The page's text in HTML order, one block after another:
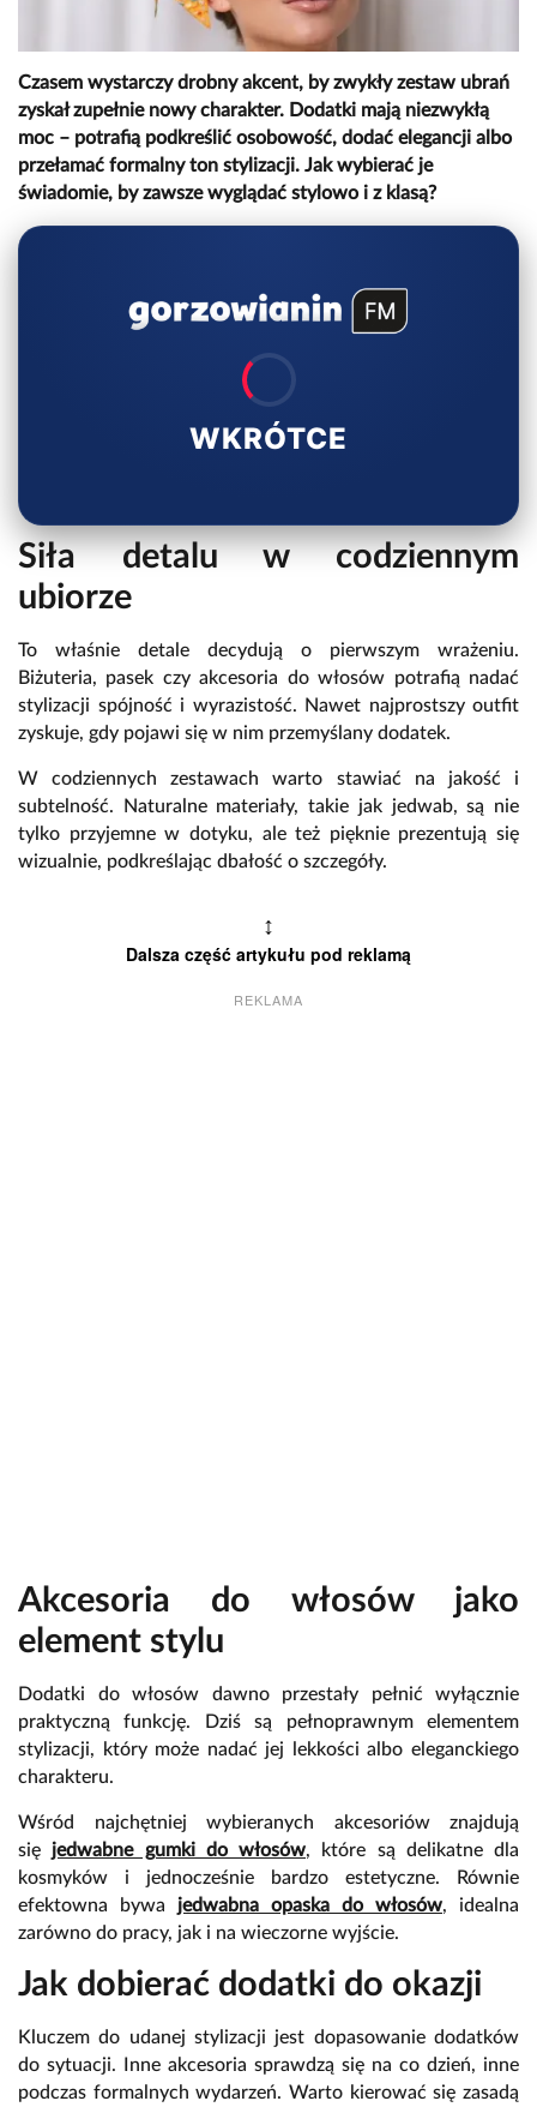
Czasem wystarczy drobny akcent, by zwykły zestaw ubrań
zyskał zupełnie nowy charakter. Dodatki mają niezwykłą
moc – potrafią podkreślić osobowość, dodać elegancji albo
przełamać formalny ton stylizacji. Jak wybierać je
świadomie, by zawsze wyglądać stylowo i z klasą?
WKRÓTCE
Siła detalu w codziennym
ubiorze
To właśnie detale decydują o pierwszym wrażeniu.
Biżuteria, pasek czy akcesoria do włosów potrafią nadać
stylizacji spójność i wyrazistość. Nawet najprostszy outfit
zyskuje, gdy pojawi się w nim przemyślany dodatek.
W codziennych zestawach warto stawiać na jakość i
subtelność. Naturalne materiały, takie jak jedwab, są nie
tylko przyjemne w dotyku, ale też pięknie prezentują się
wizualnie, podkreślając dbałość o szczegóły.
↕
Dalsza część artykułu pod reklamą
REKLAMA
Akcesoria do włosów jako
element stylu
Dodatki do włosów dawno przestały pełnić wyłącznie
praktyczną funkcję. Dziś są pełnoprawnym elementem
stylizacji, który może nadać jej lekkości albo eleganckiego
charakteru.
Wśród najchętniej wybieranych akcesoriów znajdują
się jedwabne gumki do włosów, które są delikatne dla
kosmyków i jednocześnie bardzo estetyczne. Równie
efektowna bywa jedwabna opaska do włosów, idealna
zarówno do pracy, jak i na wieczorne wyjście.
Jak dobierać dodatki do okazji
Kluczem do udanej stylizacji jest dopasowanie dodatków
do sytuacji. Inne akcesoria sprawdzą się na co dzień, inne
podczas formalnych wydarzeń. Warto kierować się zasadą